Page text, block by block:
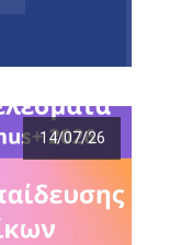
14/07/26